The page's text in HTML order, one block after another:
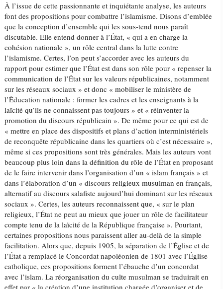
À l’issue de cette passionnante et inquiétante analyse, les auteurs
font des propositions pour combattre l’islamisme. Disons d’emblée
que la conception d’ensemble qui les sous-tend nous paraît
discutable. Elle entend donner à l’État, « qui a en charge la
cohésion nationale », un rôle central dans la lutte contre
l’islamisme. Certes, l’on peut s’accorder avec les auteurs du
rapport pour estimer que l’État est dans son rôle pour « repenser la
communication de l’État sur les valeurs républicaines, notamment
sur les réseaux sociaux » et donc « mobiliser le ministère de
l’Éducation nationale : former les cadres et les enseignants à la
laïcité qu’ils ne connaissent pas toujours » et « réinventer la
promotion du discours républicain ». De même pour ce qui est de
« mettre en place des dispositifs et plans d’action interministériels
de reconquête républicaine dans les quartiers où c’est nécessaire »,
même si ces propositions sont très générales. Mais les auteurs vont
beaucoup plus loin dans la définition du rôle de l’État en proposant
de le faire intervenir dans l’organisation d’un « islam français » et
dans l’élaboration d’un « discours religieux musulman en français,
alternatif au discours salafiste aujourd’hui dominant sur les réseaux
sociaux ». Certes, les auteurs reconnaissent que, « sur le plan
religieux, l’État ne peut au mieux que jouer un rôle de facilitateur
compte tenu de la laïcité de la République française ». Pourtant,
certaines propositions nous paraissent aller au-delà de la simple
facilitation. Alors que, depuis 1905, la séparation de l’Église et de
l’État a remplacé le Concordat napoléonien de 1801 avec l’Église
catholique, ces propositions forment l’ébauche d’un concordat
avec l’islam. La réorganisation du culte musulman se traduirait en
effet par « la création d’une institution chargée d’organiser et de